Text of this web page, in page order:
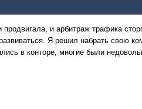
и арбитраж трафика
Я решил набрать свою
в конторе, многие были